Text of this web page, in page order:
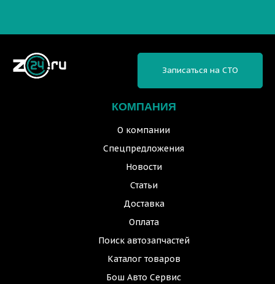
КОМПАНИЯ
О компании
Спецпредложения
Новости
Статьи
Доставка
Оплата
Поиск автозапчастей
Каталог товаров
Бош Авто Сервис
Записаться на СТО